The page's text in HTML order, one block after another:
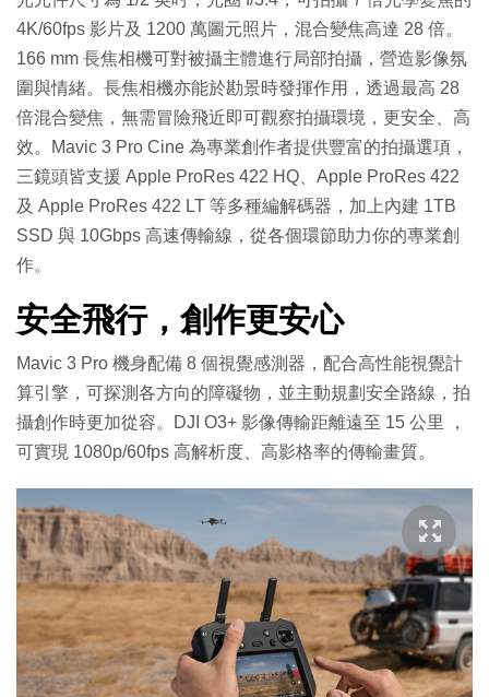
4K/60fps 影片及 1200 萬圖元照片，混合變焦高達 28 倍。
166 mm 長焦相機可對被攝主體進行局部拍攝，營造影像氛
圍與情緒。長焦相機亦能於勘景時發揮作用，透過最高 28
倍混合變焦，無需冒險飛近即可觀察拍攝環境，更安全、高
效。Mavic 3 Pro Cine 為專業創作者提供豐富的拍攝選項，
三鏡頭皆支援 Apple ProRes 422 HQ、Apple ProRes 422
及 Apple ProRes 422 LT 等多種編解碼器，加上內建 1TB
SSD 與 10Gbps 高速傳輸線，從各個環節助力你的專業創
作。
安全飛行，創作更安心
Mavic 3 Pro 機身配備 8 個視覺感測器，配合高性能視覺計
算引擎，可探測各方向的障礙物，並主動規劃安全路線，拍
攝創作時更加從容。DJI O3+ 影像傳輸距離遠至 15 公里 ，
可實現 1080p/60fps 高解析度、高影格率的傳輸畫質。